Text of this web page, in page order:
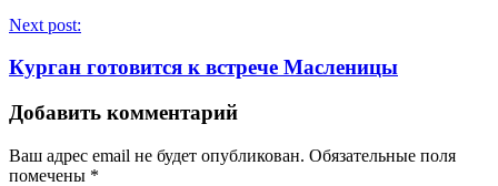
Next post:
Курган готовится к встрече Масленицы
Добавить комментарий
Ваш адрес email не будет опубликован. Обязательные поля
помечены *